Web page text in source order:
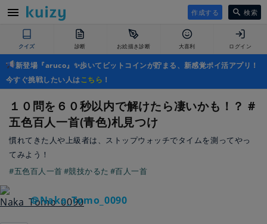
作成する 検索
クイズ 診断 お絵描き診断 大喜利 ログイン
新登場『aruco』✨歩いてビットコインが貯まる、新感覚ポイ活アプリ！
今すぐ挑戦したい人はこちら ！
１０問を６０秒以内で解けたら凄いかも！？ #
五色百人一首(青色)札見つけ
慣れてきた人や上級者は、ストップウォッチでタイムを測ってやっ
てみよう！
#五色百人一首#競技かるた #百人一首
＠Naka_Tomo_0090